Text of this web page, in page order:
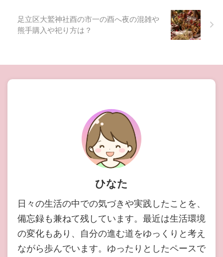
足立区大鷲神社酉の市一の酉へ夜の混雑や
熊手購入や祀り方は？
ひなた
日々の生活の中での気づきや実践したことを、
備忘録も兼ねて残しています。最近は生活環境
の変化もあり、自分の進む道をゆっくりと考え
ながら歩んでいます。ゆったりとしたペースで